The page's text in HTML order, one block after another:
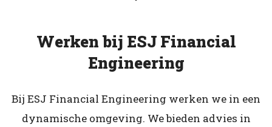
Werken bij ESJ Financial
Engineering
Bij ESJ Financial Engineering werken we in een
dynamische omgeving. We bieden advies in